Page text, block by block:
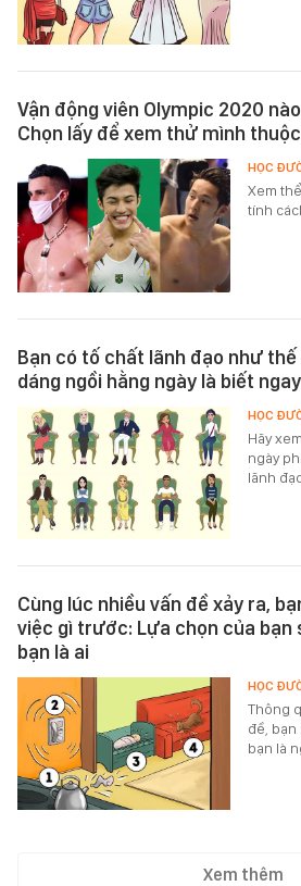
Vận động viên Olympic 2020
Chọn lấy để xem thử mình
Xem
tính
HỌC
Bạn có tố chất lãnh đạo như thế
dáng ngồi hằng ngày là biết
Hãy
ngày
lãnh
HỌC
Cùng lúc nhiều vấn đề xảy ra,
việc gì trước: Lựa chọn của bạn
bạn là ai
Thông
đề,
bạn là
HỌC
Xem thêm